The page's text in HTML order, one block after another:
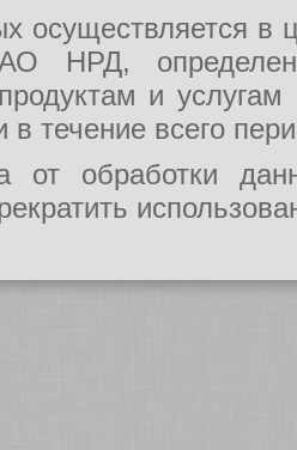
осуществляется в
определения
и
в течение всего
от обработки